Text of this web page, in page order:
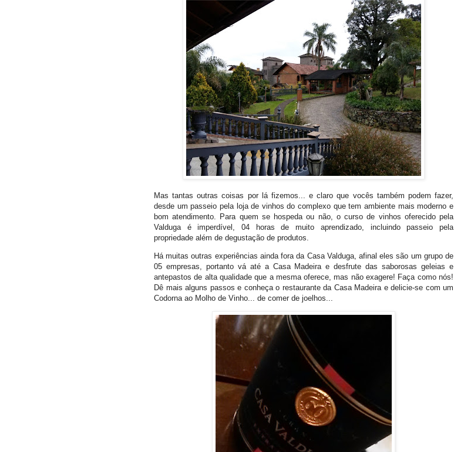
Mas tantas outras coisas por lá fizemos... e claro que vocês também podem fazer,
desde um passeio pela loja de vinhos do complexo que tem ambiente mais moderno e
bom atendimento. Para quem se hospeda ou não, o curso de vinhos oferecido pela
Valduga é imperdível, 04 horas de muito aprendizado, incluindo passeio pela
propriedade além de degustação de produtos.
Há muitas outras experiências ainda fora da Casa Valduga, afinal eles são um grupo de
05 empresas, portanto vá até a Casa Madeira e desfrute das saborosas geleias e
antepastos de alta qualidade que a mesma oferece, mas não exagere! Faça como nós!
Dê mais alguns passos e conheça o restaurante da Casa Madeira e delicie-se com um
Codorna ao Molho de Vinho... de comer de joelhos...